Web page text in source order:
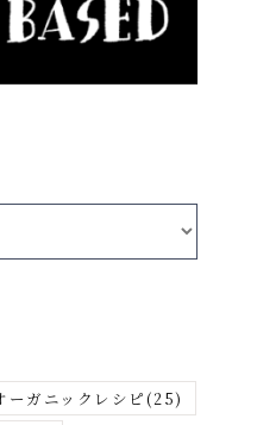
ーガニックレシピ(25)